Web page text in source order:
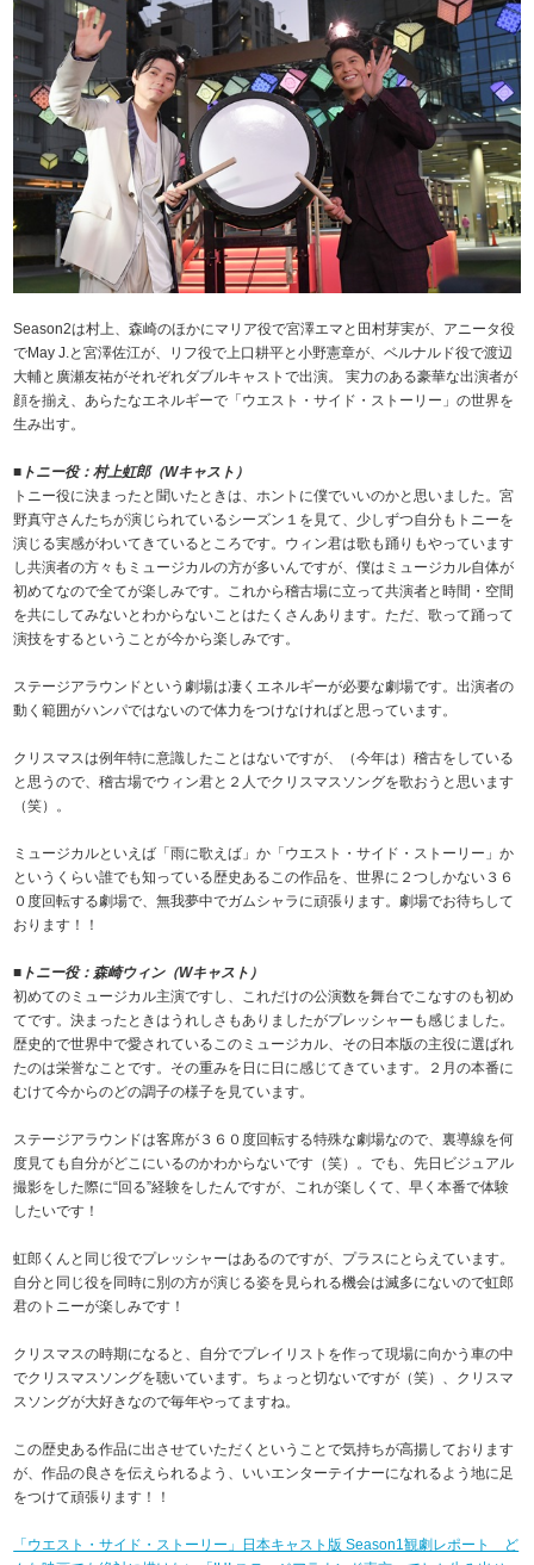
Season2は村上、森崎のほかにマリア役で宮澤エマと田村芽実が、アニータ役
でMay J.と宮澤佐江が、リフ役で上口耕平と小野憲章が、ベルナルド役で渡辺
大輔と廣瀬友祐がそれぞれダブルキャストで出演。 実力のある豪華な出演者が
顔を揃え、あらたなエネルギーで「ウエスト・サイド・ストーリー」の世界を
生み出す。
■ トニー役：村上虹郎（Wキャスト）
トニー役に決まったと聞いたときは、ホントに僕でいいのかと思いました。宮
野真守さんたちが演じられているシーズン１を見て、少しずつ自分もトニーを
演じる実感がわいてきているところです。ウィン君は歌も踊りもやっています
し共演者の方々もミュージカルの方が多いんですが、僕はミュージカル自体が
初めてなので全てが楽しみです。これから稽古場に立って共演者と時間・空間
を共にしてみないとわからないことはたくさんあります。ただ、歌って踊って
演技をするということが今から楽しみです。
ステージアラウンドという劇場は凄くエネルギーが必要な劇場です。出演者の
動く範囲がハンパではないので体力をつけなければと思っています。
クリスマスは例年特に意識したことはないですが、（今年は）稽古をしている
と思うので、稽古場でウィン君と２人でクリスマスソングを歌おうと思います
（笑）。
ミュージカルといえば「雨に歌えば」か「ウエスト・サイド・ストーリー」か
というくらい誰でも知っている歴史あるこの作品を、世界に２つしかない３６
０度回転する劇場で、無我夢中でガムシャラに頑張ります。劇場でお待ちして
おります！！
■ トニー役：森崎ウィン（Wキャスト）
初めてのミュージカル主演ですし、これだけの公演数を舞台でこなすのも初め
てです。決まったときはうれしさもありましたがプレッシャーも感じました。
歴史的で世界中で愛されているこのミュージカル、その日本版の主役に選ばれ
たのは栄誉なことです。その重みを日に日に感じてきています。２月の本番に
むけて今からのどの調子の様子を見ています。
ステージアラウンドは客席が３６０度回転する特殊な劇場なので、裏導線を何
度見ても自分がどこにいるのかわからないです（笑）。でも、先日ビジュアル
撮影をした際に“回る”経験をしたんですが、これが楽しくて、早く本番で体験
したいです！
虹郎くんと同じ役でプレッシャーはあるのですが、プラスにとらえています。
自分と同じ役を同時に別の方が演じる姿を見られる機会は滅多にないので虹郎
君のトニーが楽しみです！
クリスマスの時期になると、自分でプレイリストを作って現場に向かう車の中
でクリスマスソングを聴いています。ちょっと切ないですが（笑）、クリスマ
スソングが大好きなので毎年やってますね。
この歴史ある作品に出させていただくということで気持ちが高揚しております
が、作品の良さを伝えられるよう、いいエンターテイナーになれるよう地に足
をつけて頑張ります！！
「ウエスト・サイド・ストーリー」日本キャスト版 Season1観劇レポート ど